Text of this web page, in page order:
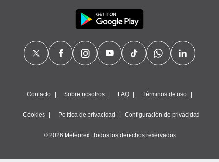
Contacto Sobre nosotros FAQ Términos de uso
Cookies Política de privacidad Configuración de privacidad
© 2026 Meteored. Todos los derechos reservados